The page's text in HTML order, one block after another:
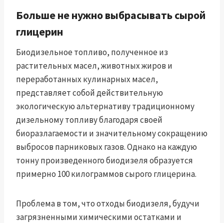
Больше не нужно выбрасывать сырой
глицерин
Биодизельное топливо, полученное из
растительных масел, животных жиров и
переработанных кулинарных масел,
представляет собой действительную
экологическую альтернативу традиционному
дизельному топливу благодаря своей
биоразлагаемости и значительному сокращению
выбросов парниковых газов. Однако на каждую
тонну произведенного биодизеля образуется
примерно 100 килограммов сырого глицерина.
Проблема в том, что отходы биодизеля, будучи
загрязненными химическими остатками и